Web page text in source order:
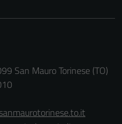
San Mauro Torinese (TO)
informazioni